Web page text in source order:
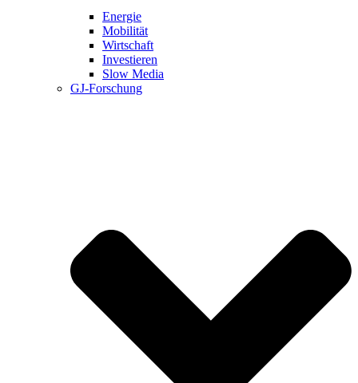
Energie
Mobilität
Wirtschaft
Investieren
Slow Media
GJ-Forschung